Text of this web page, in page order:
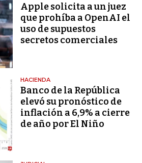
Apple solicita a un juez
que prohíba a OpenAI el
uso de supuestos
secretos comerciales
HACIENDA
Banco de la República
elevó su pronóstico de
inflación a 6,9% a cierre
de año por El Niño